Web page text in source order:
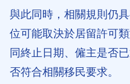
與此同時，相關規則仍
位可能取決於居留許可
同終止日期、僱主是否
否符合相關移民要求。